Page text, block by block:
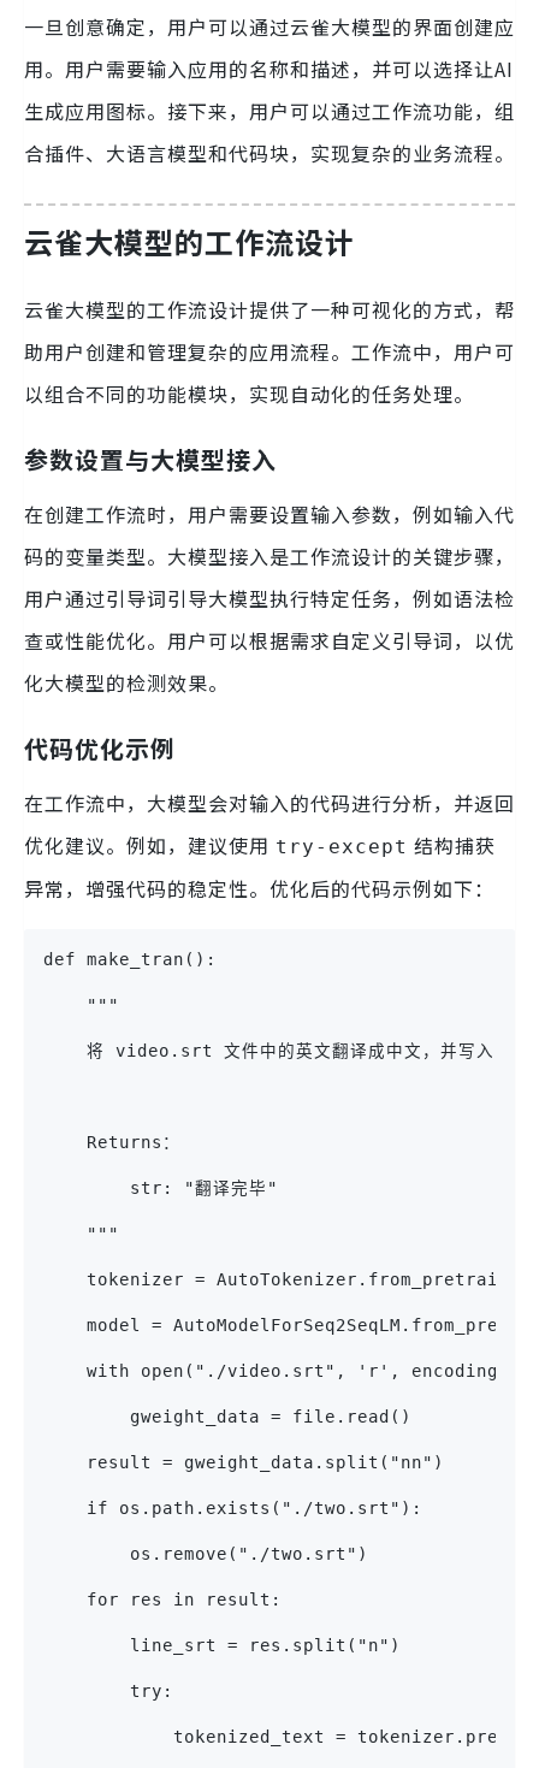
一旦创意确定，用户可以通过云雀大模型的界面创建应
用。用户需要输入应用的名称和描述，并可以选择让AI
生成应用图标。接下来，用户可以通过工作流功能，组
合插件、大语言模型和代码块，实现复杂的业务流程。
云雀大模型的工作流设计
云雀大模型的工作流设计提供了一种可视化的方式，帮
助用户创建和管理复杂的应用流程。工作流中，用户可
以组合不同的功能模块，实现自动化的任务处理。
参数设置与大模型接入
在创建工作流时，用户需要设置输入参数，例如输入代
码的变量类型。大模型接入是工作流设计的关键步骤，
用户通过引导词引导大模型执行特定任务，例如语法检
查或性能优化。用户可以根据需求自定义引导词，以优
化大模型的检测效果。
代码优化示例
在工作流中，大模型会对输入的代码进行分析，并返回
优化建议。例如，建议使用 try-except 结构捕获
异常，增强代码的稳定性。优化后的代码示例如下：
def make_tran():
    """
将 video.srt 文件中的英文翻译成中文，并写入
    Returns：
        str: "翻译完毕"
    """
tokenizer =
model =
with open("./video.srt", 'r',
        gweight_data = file.read()
    result = gweight_data.split("nn")
    if os.path.exists("./two.srt"):
        os.remove("./two.srt")
    for res in result:
        line_srt = res.split("n")
        try:
tokenized_text =